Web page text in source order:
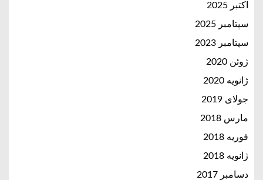
اکتبر 2025
سپتامبر 2025
سپتامبر 2023
ژوئن 2020
ژانویه 2020
جولای 2019
مارس 2018
فوریه 2018
ژانویه 2018
دسامبر 2017